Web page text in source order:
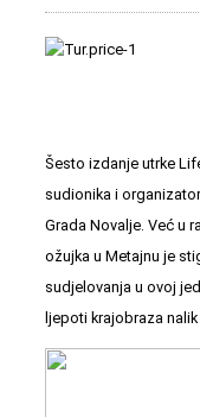
Šesto izdanje utrke
sudionika i
Grada Novalje . Već u
ožujka u Metajnu je
sudjelovanja u ovoj
ljepoti krajobraza nalik